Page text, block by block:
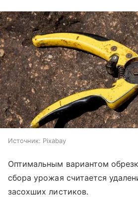
Источник: Pixabay
Оптимальным вариантом
сбора урожая считается
засохших листиков.